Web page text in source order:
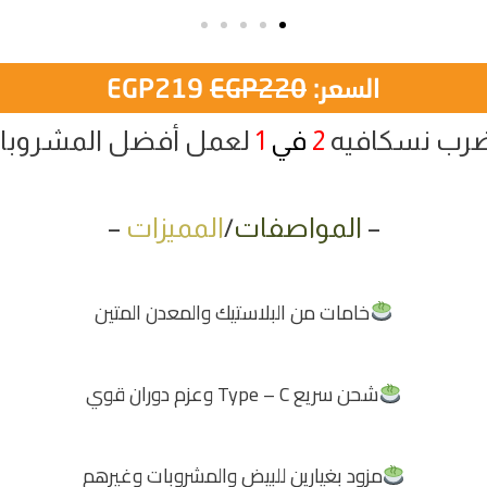
السعر: EGP220
EGP219
نسكافيه2 في 1 لعمل أفضل
– المواصفات/المميزات –
خامات من البلاستيك والمعدن المتين
شحن سريع Type – C وعزم دوران قوي
مزود بغيارين للبيض والمشروبات وغيرهم